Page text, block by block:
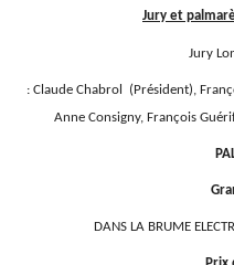
Jury et
Jury
: Claude Chabrol
(Président),
Anne Consigny, François
DANS LA BRUME